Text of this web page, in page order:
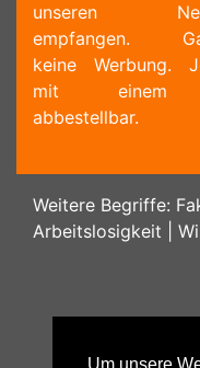
unseren
empfangen.
keine Werbung.
mit einem
abbestellbar.
Weitere Begriffe:
Arbeitslosigkeit